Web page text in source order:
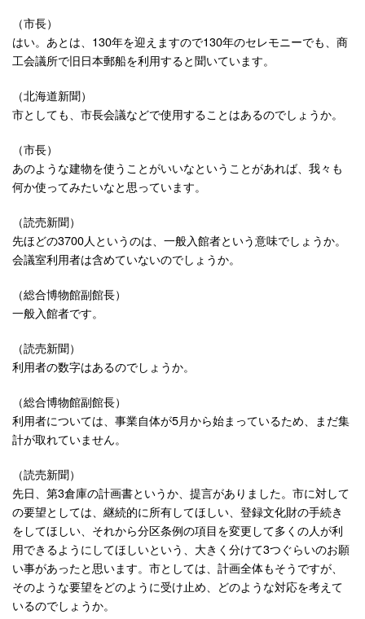
（市長）
はい。あとは、130年を迎えますので130年のセレモニーでも、商
工会議所で旧日本郵船を利用すると聞いています。
（北海道新聞）
市としても、市長会議などで使用することはあるのでしょうか。
（市長）
あのような建物を使うことがいいなということがあれば、我々も
何か使ってみたいなと思っています。
（読売新聞）
先ほどの3700人というのは、一般入館者という意味でしょうか。
会議室利用者は含めていないのでしょうか。
（総合博物館副館長）
一般入館者です。
（読売新聞）
利用者の数字はあるのでしょうか。
（総合博物館副館長）
利用者については、事業自体が5月から始まっているため、まだ集
計が取れていません。
（読売新聞）
先日、第3倉庫の計画書というか、提言がありました。市に対して
の要望としては、継続的に所有してほしい、登録文化財の手続き
をしてほしい、それから分区条例の項目を変更して多くの人が利
用できるようにしてほしいという、大きく分けて3つぐらいのお願
い事があったと思います。市としては、計画全体もそうですが、
そのような要望をどのように受け止め、どのような対応を考えて
いるのでしょうか。